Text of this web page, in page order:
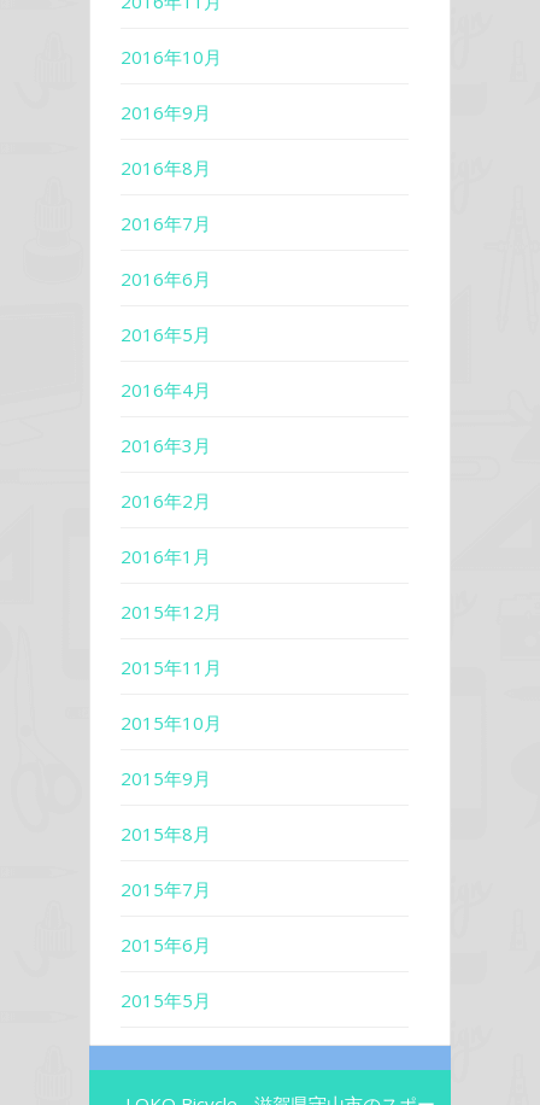
2016年10月
2016年9月
2016年8月
2016年7月
2016年6月
2016年5月
2016年4月
2016年3月
2016年2月
2016年1月
2015年12月
2015年11月
2015年10月
2015年9月
2015年8月
2015年7月
2015年6月
2015年5月